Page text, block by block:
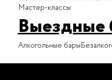
Мастер-классы
Выездные
Алкогольные бары